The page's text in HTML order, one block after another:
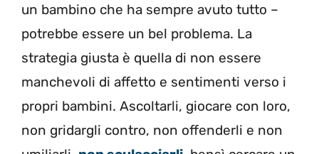
un bambino che ha sempre avuto tutto –
potrebbe essere un bel problema. La
strategia giusta è quella di non essere
manchevoli di affetto e sentimenti verso i
propri bambini. Ascoltarli, giocare con loro,
non gridargli contro, non offenderli e non